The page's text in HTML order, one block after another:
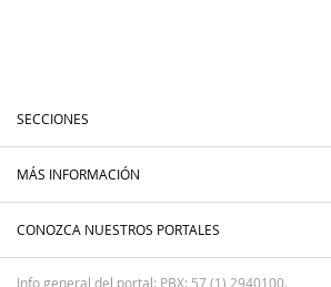
SECCIONES
MÁS INFORMACIÓN
CONOZCA NUESTROS PORTALES
Info general del portal: PBX: 57 (1) 2940100.